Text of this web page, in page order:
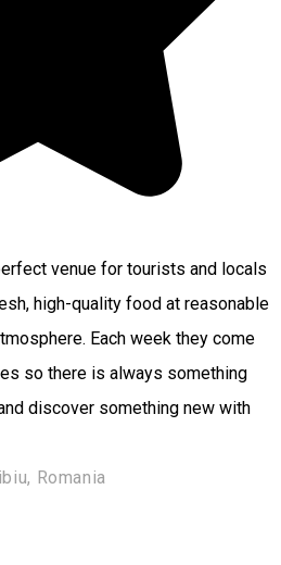
venue for tourists and locals
high-quality food at reasonable
Each week they come
so there is always something
discover something new with
Romania